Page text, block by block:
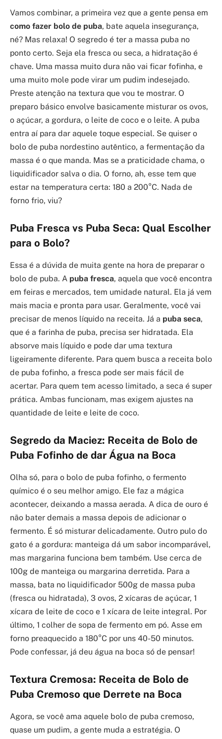
Vamos combinar, a primeira vez que a gente pensa em
como fazer bolo de puba, bate aquela insegurança,
né? Mas relaxa! O segredo é ter a massa puba no
ponto certo. Seja ela fresca ou seca, a hidratação é
chave. Uma massa muito dura não vai ficar fofinha, e
uma muito mole pode virar um pudim indesejado.
Preste atenção na textura que vou te mostrar. O
preparo básico envolve basicamente misturar os ovos,
o açúcar, a gordura, o leite de coco e o leite. A puba
entra aí para dar aquele toque especial. Se quiser o
bolo de puba nordestino autêntico, a fermentação da
massa é o que manda. Mas se a praticidade chama, o
liquidificador salva o dia. O forno, ah, esse tem que
estar na temperatura certa: 180 a 200°C. Nada de
forno frio, viu?
Puba Fresca vs Puba Seca: Qual Escolher
para o Bolo?
Essa é a dúvida de muita gente na hora de preparar o
bolo de puba. A puba fresca, aquela que você encontra
em feiras e mercados, tem umidade natural. Ela já vem
mais macia e pronta para usar. Geralmente, você vai
precisar de menos líquido na receita. Já a puba seca,
que é a farinha de puba, precisa ser hidratada. Ela
absorve mais líquido e pode dar uma textura
ligeiramente diferente. Para quem busca a receita bolo
de puba fofinho, a fresca pode ser mais fácil de
acertar. Para quem tem acesso limitado, a seca é super
prática. Ambas funcionam, mas exigem ajustes na
quantidade de leite e leite de coco.
Segredo da Maciez: Receita de Bolo de
Puba Fofinho de dar Água na Boca
Olha só, para o bolo de puba fofinho, o fermento
químico é o seu melhor amigo. Ele faz a mágica
acontecer, deixando a massa aerada. A dica de ouro é
não bater demais a massa depois de adicionar o
fermento. É só misturar delicadamente. Outro pulo do
gato é a gordura: manteiga dá um sabor incomparável,
mas margarina funciona bem também. Use cerca de
100g de manteiga ou margarina derretida. Para a
massa, bata no liquidificador 500g de massa puba
(fresca ou hidratada), 3 ovos, 2 xícaras de açúcar, 1
xícara de leite de coco e 1 xícara de leite integral. Por
último, 1 colher de sopa de fermento em pó. Asse em
forno preaquecido a 180°C por uns 40-50 minutos.
Pode confessar, já deu água na boca só de pensar!
Textura Cremosa: Receita de Bolo de
Puba Cremoso que Derrete na Boca
Agora, se você ama aquele bolo de puba cremoso,
quase um pudim, a gente muda a estratégia. O